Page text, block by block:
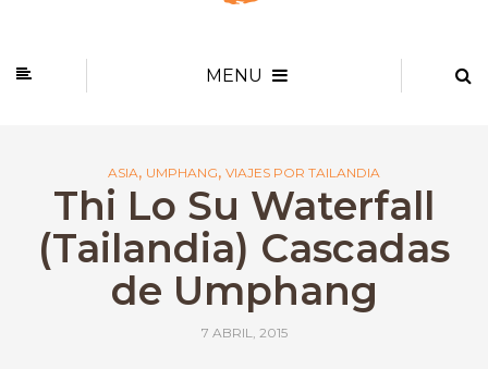
MENU
ASIA, UMPHANG, VIAJES POR TAILANDIA
Thi Lo Su Waterfall
(Tailandia) Cascadas
de Umphang
7 ABRIL, 2015